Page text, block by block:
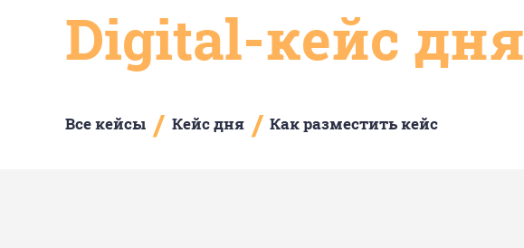
Digital-кейс дня
Все кейсы / Кейс дня / Как разместить кейс